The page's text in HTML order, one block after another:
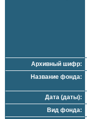
Архивный шифр:
Название фонда:
Дата (даты):
Вид фонда: